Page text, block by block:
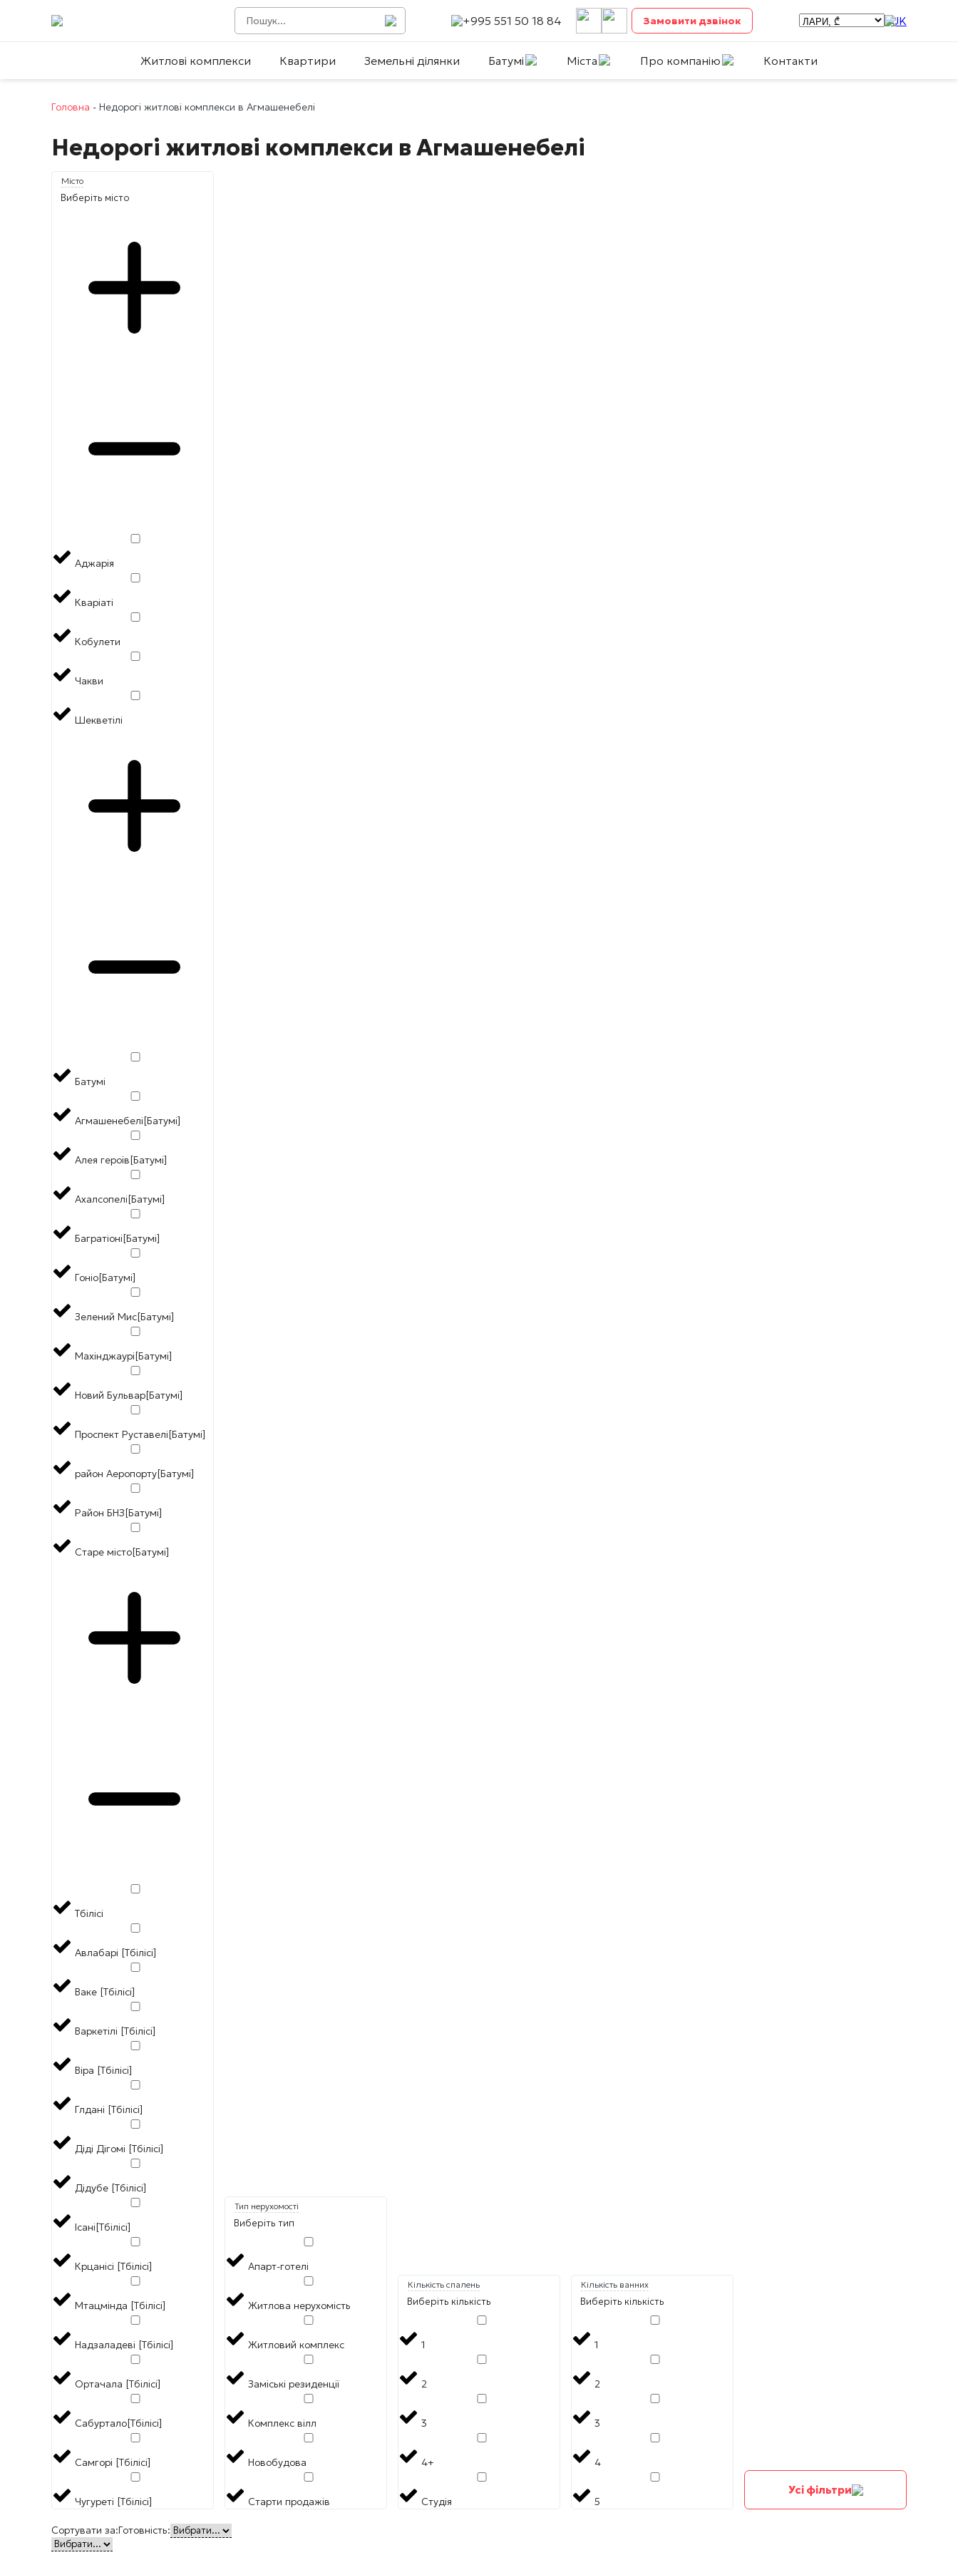
+995 551 50 18 84 Замовити дзвінок UK
Житлові комплекси Квартири Земельні ділянки Батумі Міста Про компанію Контакти
Головна - Недорогі житлові комплекси в Агмашенебелі
Недорогі житлові комплекси в Агмашенебелі
Місто
Виберіть місто
Аджарія
Кваріаті
Кобулети
Чакви
Шекветілі
Батумі
Агмашенебелі[Батумі]
Алея героїв[Батумі]
Ахалсопелі[Батумі]
Багратіоні[Батумі]
Гоніо[Батумі]
Зелений Мис[Батумі]
Махінджаурі[Батумі]
Новий Бульвар[Батумі]
Проспект Руставелі[Батумі]
район Аеропорту[Батумі]
Район БНЗ[Батумі]
Старе місто[Батумі]
Тбілісі
Авлабарі [Тбілісі]
Ваке [Тбілісі]
Варкетілі [Тбілісі]
Віра [Тбілісі]
Глдані [Тбілісі]
Діді Дігомі [Тбілісі]
Дідубе [Тбілісі]
Ісані[Тбілісі]
Крцанісі [Тбілісі]
Мтацмінда [Тбілісі]
Надзаладеві [Тбілісі]
Ортачала [Тбілісі]
Сабуртало[Тбілісі]
Самгорі [Тбілісі]
Чугуреті [Тбілісі]
Тип нерухомості
Виберіть тип
Апарт-готелі
Житлова нерухомість
Житловий комплекс
Заміські резиденції
Комплекс вілл
Новобудова
Старти продажів
Кількість спалень
Виберіть кількість
1
2
3
4+
Студія
Кількість ванних
Виберіть кількість
1
2
3
4
5
Усі фільтри
Сортувати за:Готовність: